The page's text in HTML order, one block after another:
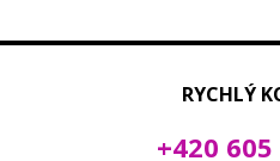
RYCHLÝ
+420